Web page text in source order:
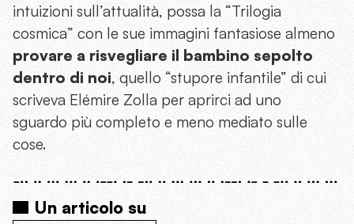
intuizioni sull’attualità, possa la “Trilogia
cosmica” con le sue immagini fantasiose almeno
provare a risvegliare il bambino sepolto
dentro di noi, quello “stupore infantile” di cui
scriveva Elémire Zolla per aprirci ad uno
sguardo più completo e meno mediato sulle
cose.
Un articolo su